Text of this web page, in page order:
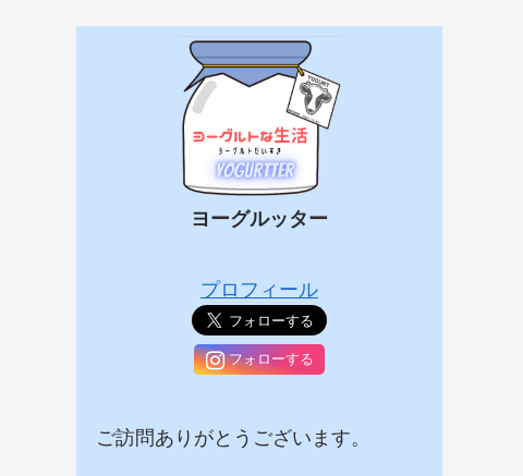
ヨーグルッター
プロフィール
フォローする
ご訪問ありがとうございます。